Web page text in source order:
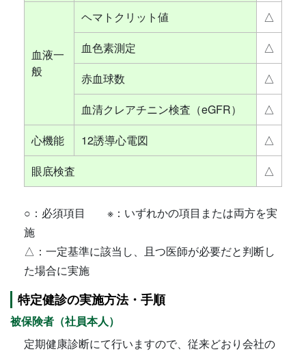
血液一
般
ヘマトクリット値
△
血色素測定
△
赤血球数
△
血清クレアチニン検査（eGFR）
△
心機能
12誘導心電図
△
眼底検査
△
○：必須項目 ※：いずれかの項目または両方を実
施
△：一定基準に該当し、且つ医師が必要だと判断し
た場合に実施
特定健診の実施方法・手順
被保険者（社員本人）
定期健康診断にて行いますので、従来どおり会社の